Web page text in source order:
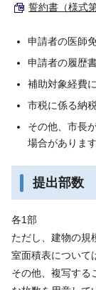
誓約書（様式
申請者の医師
申請者の履歴
補助対象経費
市税に係る納
その他、市長
場合があります
提出部数
各1部
ただし、建物の規
室面積表について
その他、複写する